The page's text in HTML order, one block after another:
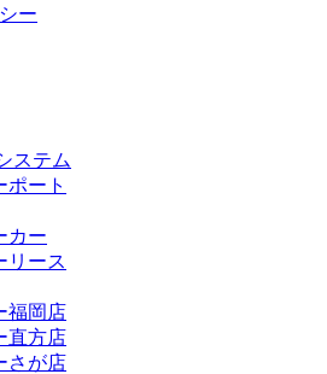
ー
ステム
ポート
カー
リース
福岡店
直方店
さが店